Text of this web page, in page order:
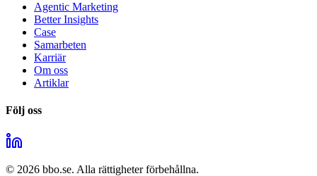
Agentic Marketing
Better Insights
Case
Samarbeten
Karriär
Om oss
Artiklar
Följ oss
© 2026 bbo.se. Alla rättigheter förbehållna.